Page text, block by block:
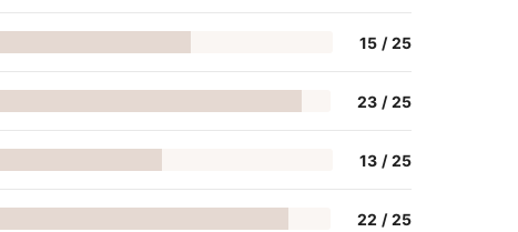
15 / 25
23 / 25
13 / 25
22 / 25